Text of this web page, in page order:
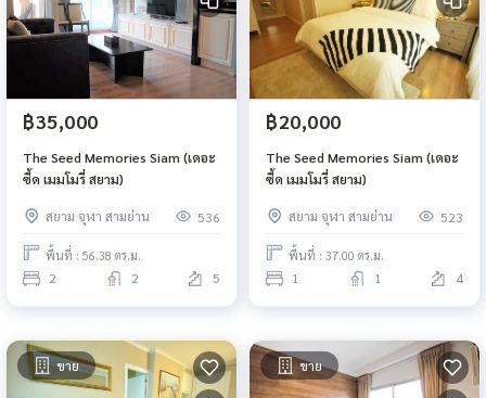
฿35,000
The Seed Memories Siam (เดอะ
ซี้ด เมมโมรี่ สยาม)
สยาม จุฬา สามย่าน 536
พื้นที่ : 56.38 ตร.ม.
2 2 5
฿20,000
The Seed Memories Siam (เดอะ
ซี้ด เมมโมรี่ สยาม)
สยาม จุฬา สามย่าน 523
พื้นที่ : 37.00 ตร.ม.
1 1 4
ขาย ขาย